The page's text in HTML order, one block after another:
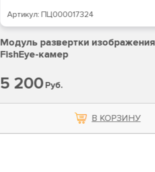
Артикул:ПЦ000017324
Модуль развертки изображения
FishEye-камер
5 200Руб.
В КОРЗИНУ